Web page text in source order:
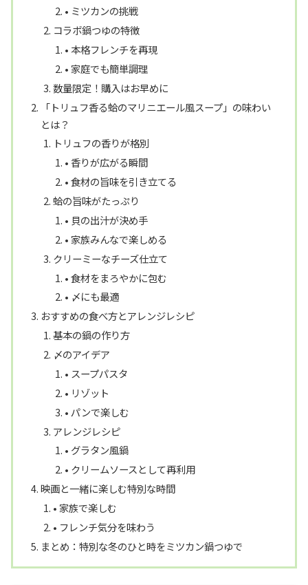
• ミツカンの挑戦
コラボ鍋つゆの特徴
• 本格フレンチを再現
• 家庭でも簡単調理
数量限定！購入はお早めに
「トリュフ香る蛤のマリニエール風スープ」の味わい
とは？
トリュフの香りが格別
• 香りが広がる瞬間
• 食材の旨味を引き立てる
蛤の旨味がたっぷり
• 貝の出汁が決め手
• 家族みんなで楽しめる
クリーミーなチーズ仕立て
• 食材をまろやかに包む
• 〆にも最適
おすすめの食べ方とアレンジレシピ
基本の鍋の作り方
〆のアイデア
• スープパスタ
• リゾット
• パンで楽しむ
アレンジレシピ
• グラタン風鍋
• クリームソースとして再利用
映画と一緒に楽しむ特別な時間
• 家族で楽しむ
• フレンチ気分を味わう
まとめ：特別な冬のひと時をミツカン鍋つゆで